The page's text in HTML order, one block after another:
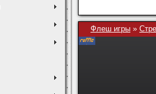
Флеш игры »